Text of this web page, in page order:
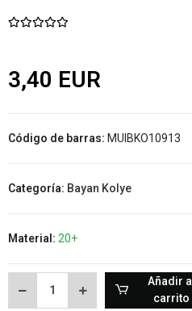
3,40 EUR
Código de barras: MUIBKO10913
Categoría: Bayan Kolye
Material: 20+
Añadir al
carrito